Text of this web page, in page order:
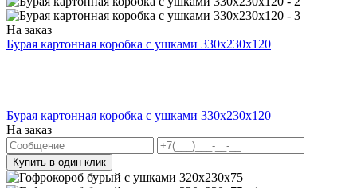
На заказ
Бурая картонная коробка с ушками 330х230х120
Бурая картонная коробка с ушками 330х230х120
На заказ
Купить в один клик